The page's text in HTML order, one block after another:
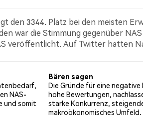
den 3344. Platz bei den meisten
war die Stimmung gegenüber
veröffentlicht. Auf Twitter hatten
NAS-
und somit
Bären sagen
Die Gründe für eine
hohe Bewertungen,
starke Konkurrenz,
makroökonomisches Umfeld.